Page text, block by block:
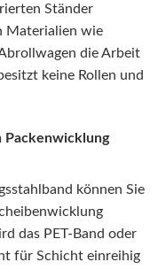
Ständer
Materialien wie
die Arbeit
keine Rollen und
Packenwicklung
können Sie
das PET-Band oder
für Schicht einreihig